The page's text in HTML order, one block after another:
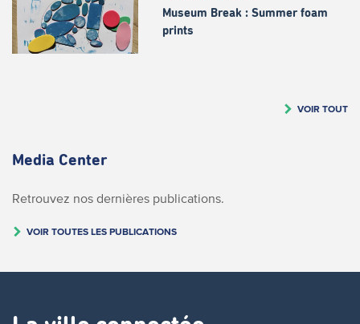
Museum Break : Summer foam
prints
VOIR TOUT
Media Center
Retrouvez nos dernières publications.
VOIR TOUTES LES PUBLICATIONS